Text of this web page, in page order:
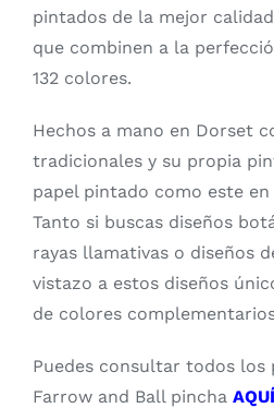
pintados de la mejor
que combinen a la
132 colores.
Hechos a mano en Dorset
tradicionales y su propia
papel pintado como este
Tanto si buscas diseños
rayas llamativas o diseños
vistazo a estos diseños
de colores
Puedes consultar todos los
Farrow and Ball pincha AQUÍ